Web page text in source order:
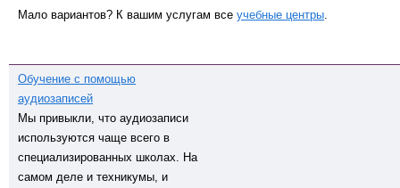
Мало вариантов? К вашим услугам все учебные центры
Обучение с помощью
аудиозаписей
Мы привыкли, что аудиозаписи
используются чаще всего в
специализированных школах. На
самом деле и техникумы, и